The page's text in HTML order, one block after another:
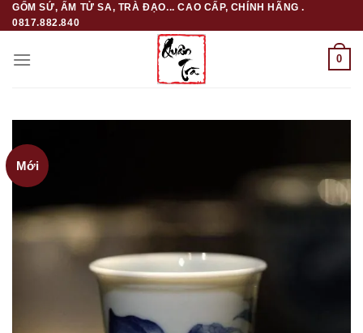
Skip
to
GỐM SỨ, ẤM TỬ SA, TRÀ ĐẠO... CAO CẤP, CHÍNH HÃNG .
0817.882.840
0
Mới